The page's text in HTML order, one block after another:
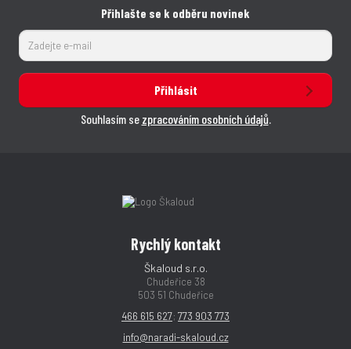
Přihlašte se k odběru novinek
Přihlásit
Souhlasím se zpracováním osobních údajů.
Rychlý kontakt
Škaloud s.r.o.
Chudeřice 38
503 51 Chudeřice
466 615 627; 773 903 773
info@naradi-skaloud.cz